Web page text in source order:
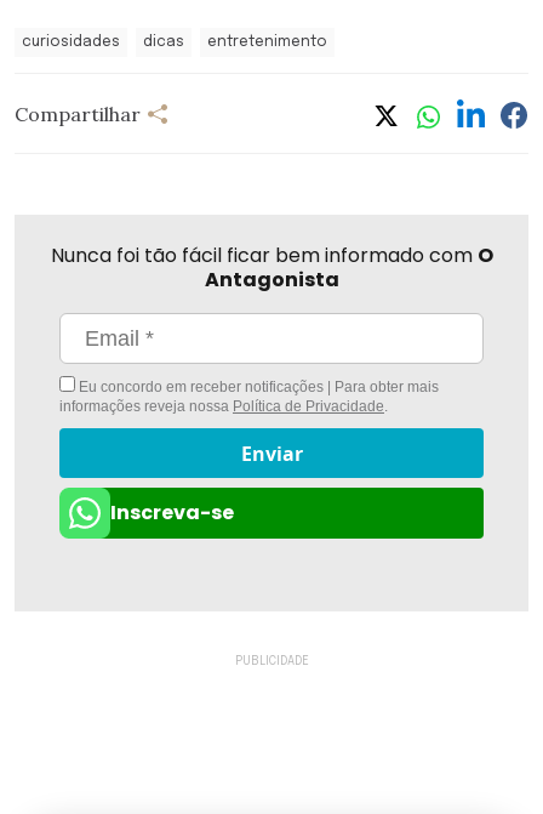
curiosidades dicas entretenimento
Compartilhar
Nunca foi tão fácil ficar bem informado com O
Antagonista
Eu concordo em receber notificações | Para obter mais
informações reveja nossa Política de Privacidade.
Enviar
Inscreva-se